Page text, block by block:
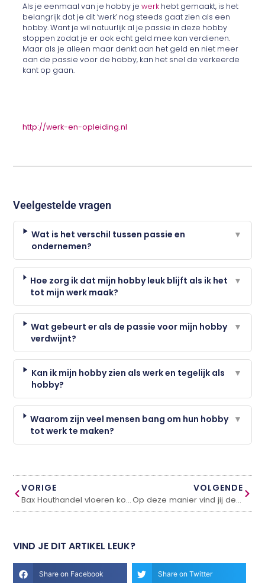
Als je eenmaal van je hobby jewerk hebt gemaakt, is het
belangrijk dat je dit ‘werk’ nog steeds gaat zien als een
hobby. Want je wil natuurlijk al je passie in deze hobby
stoppen zodat je er ook echt geld mee kan verdienen.
Maar als je alleen maar denkt aan het geld en niet meer
aan de passie voor de hobby, kan het snel de verkeerde
kant op gaan.
http://werk-en-opleiding.nl
Veelgestelde vragen
Wat is het verschil tussen passie en
ondernemen?
▼
Hoe zorg ik dat mijn hobby leuk blijft als ik het
tot mijn werk maak?
▼
Wat gebeurt er als de passie voor mijn hobby
verdwijnt?
▼
Kan ik mijn hobby zien als werk en tegelijk als
hobby?
▼
Waarom zijn veel mensen bang om hun hobby
tot werk te maken?
▼
VORIGE
Bax Houthandel vloeren kopen, hier moet je mee opletten
VOLGENDE
Op deze manier vind jij de beste makelaardij in jouw omgeving
VIND JE DIT ARTIKEL LEUK?
Share on Facebook Share on Twitter